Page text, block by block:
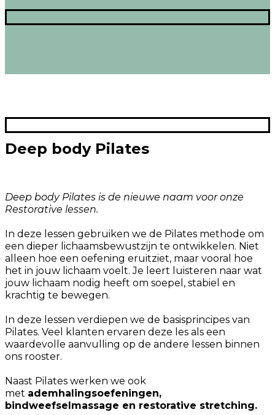
Deep body Pilates
Deep body Pilates is de nieuwe naam voor onze
Restorative lessen.
In deze lessen gebruiken we de Pilates methode om
een dieper lichaamsbewustzijn te ontwikkelen. Niet
alleen hoe een oefening eruitziet, maar vooral hoe
het in jouw lichaam voelt. Je leert luisteren naar wat
jouw lichaam nodig heeft om soepel, stabiel en
krachtig te bewegen.
In deze lessen verdiepen we de basisprincipes van
Pilates. Veel klanten ervaren deze les als een
waardevolle aanvulling op de andere lessen binnen
ons rooster.
Naast Pilates werken we ook
met ademhalingsoefeningen,
bindweefselmassage en restorative stretching.